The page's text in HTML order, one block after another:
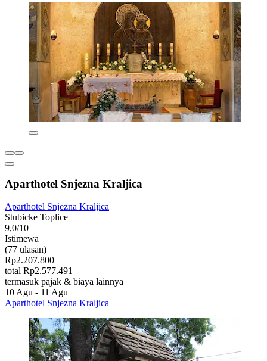
Aparthotel Snjezna Kraljica
Aparthotel Snjezna Kraljica
Stubicke Toplice
9,0/10
Istimewa
(77 ulasan)
Rp2.207.800
total Rp2.577.491
termasuk pajak & biaya lainnya
10 Agu - 11 Agu
Aparthotel Snjezna Kraljica